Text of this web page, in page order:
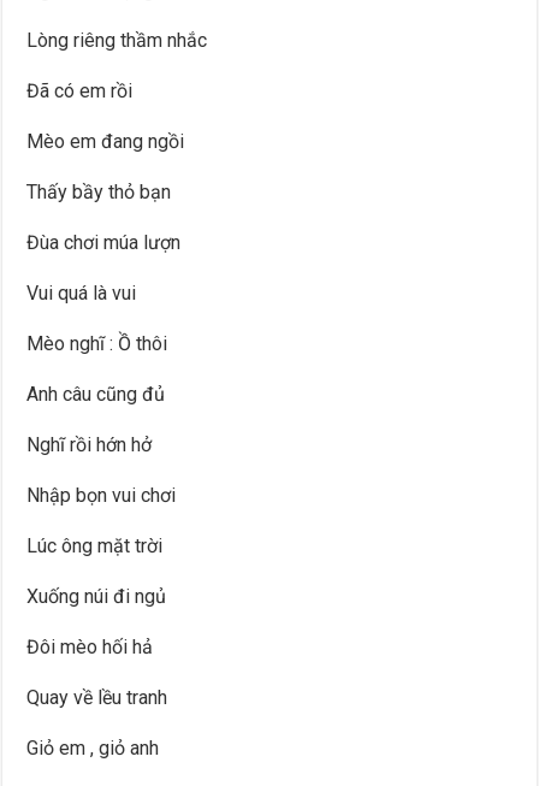
Lòng riêng thầm nhắc
Đã có em rồi
Mèo em đang ngồi
Thấy bầy thỏ bạn
Đùa chơi múa lượn
Vui quá là vui
Mèo nghĩ : Ồ thôi
Anh câu cũng đủ
Nghĩ rồi hớn hở
Nhập bọn vui chơi
Lúc ông mặt trời
Xuống núi đi ngủ
Đôi mèo hối hả
Quay về lều tranh
Giỏ em , giỏ anh